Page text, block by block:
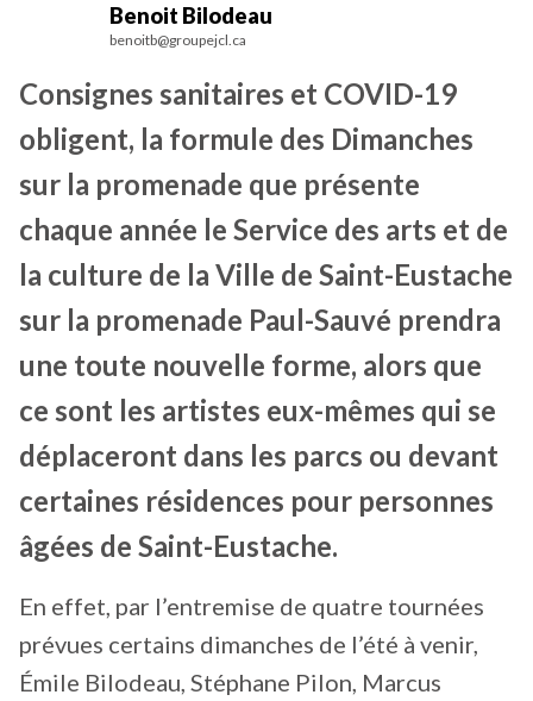
Benoit Bilodeau
benoitb@groupejcl.ca
Consignes sanitaires et COVID-19
obligent, la formule des Dimanches
sur la promenade que présente
chaque année le Service des arts et de
la culture de la Ville de Saint-Eustache
sur la promenade Paul-Sauvé prendra
une toute nouvelle forme, alors que
ce sont les artistes eux-mêmes qui se
déplaceront dans les parcs ou devant
certaines résidences pour personnes
âgées de Saint-Eustache.
En effet, par l’entremise de quatre tournées
prévues certains dimanches de l’été à venir,
Émile Bilodeau, Stéphane Pilon, Marcus